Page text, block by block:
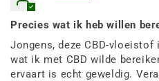
Precies wat ik heb willen
Jongens, deze CBD-
wat ik met CBD wilde
ervaart is echt geweldig.